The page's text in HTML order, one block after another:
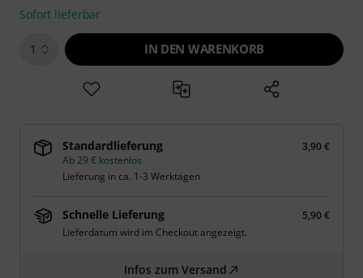
Sofort lieferbar
1 IN DEN WARENKORB
Standardlieferung
3,90 €
Ab 29 € kostenlos
Lieferung in ca. 1-3 Werktagen
Schnelle Lieferung
5,90 €
Lieferdatum wird im Checkout angezeigt.
Infos zum Versand